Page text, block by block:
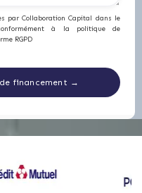
par Collaboration Capital dans le
à la politique de
RGPD